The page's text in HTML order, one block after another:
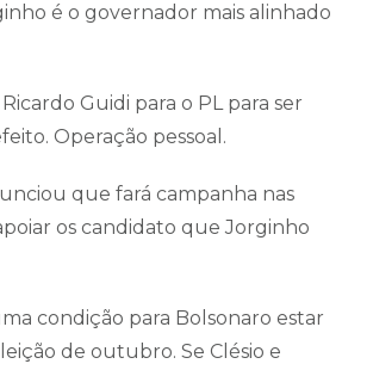
é o governador mais alinhado
Guidi para o PL para ser
Operação pessoal.
que fará campanha nas
os candidato que Jorginho
condição para Bolsonaro estar
de outubro. Se Clésio e